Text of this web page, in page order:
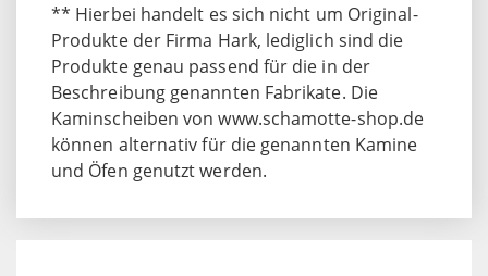
** Hierbei handelt es sich nicht um Original-
Produkte der Firma Hark, lediglich sind die
Produkte genau passend für die in der
Beschreibung genannten Fabrikate. Die
Kaminscheiben von www.schamotte-shop.de
können alternativ für die genannten Kamine
und Öfen genutzt werden.